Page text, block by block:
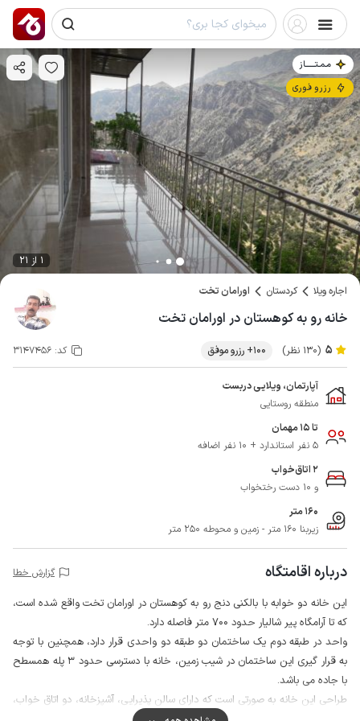
مـمـتــــــاز
رزرو فوری
1 از 21
اجاره ویلا کردستان اورامان تخت
خانه رو به کوهستان در اورامان تخت
5 (130 نظر) 100+ رزرو موفق کد: 3147456
آپارتمان، ویلایی دربست
منطقه روستایی
تا 15 مهمان
5 نفر استاندارد + 10 نفر اضافه
2 اتاق‌خواب
و 10 دست رختخواب
160 متر
زیربنا 160 متر - زمین و محوطه 250 متر
درباره اقامتگاه گزارش خطا
این خانه دو خوابه با بالکنی دنج رو به کوهستان در اورامان تخت واقع شده است،
که تا آرامگاه پیر شالیار حدود 700 متر فاصله دارد.
واحد در طبقه دوم یک ساختمان دو طبقه دو واحدی قرار دارد، همچنین با توجه
به قرار گیری این ساختمان در شیب زمین، خانه با دسترسی حدود 3 پله همسطح
با جاده می باشد.
طراحی این خانه به صورتی است که دارای سالن پذیرایی، آشپزخانه، دو اتاق خواب،